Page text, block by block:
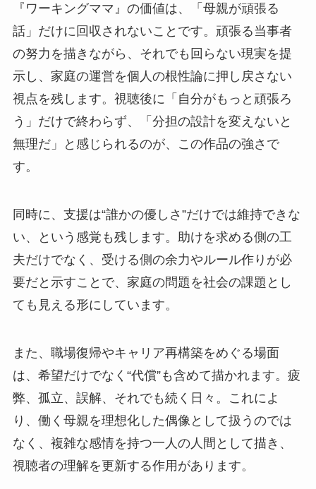
『ワーキングママ』の価値は、「母親が頑張る
話」だけに回収されないことです。頑張る当事者
の努力を描きながら、それでも回らない現実を提
示し、家庭の運営を個人の根性論に押し戻さない
視点を残します。視聴後に「自分がもっと頑張ろ
う」だけで終わらず、「分担の設計を変えないと
無理だ」と感じられるのが、この作品の強さで
す。
同時に、支援は“誰かの優しさ”だけでは維持できな
い、という感覚も残します。助けを求める側の工
夫だけでなく、受ける側の余力やルール作りが必
要だと示すことで、家庭の問題を社会の課題とし
ても見える形にしています。
また、職場復帰やキャリア再構築をめぐる場面
は、希望だけでなく“代償”も含めて描かれます。疲
弊、孤立、誤解、それでも続く日々。これによ
り、働く母親を理想化した偶像として扱うのでは
なく、複雑な感情を持つ一人の人間として描き、
視聴者の理解を更新する作用があります。